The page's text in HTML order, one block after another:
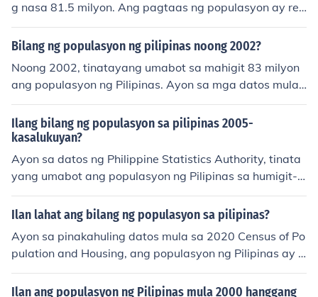
g nasa 81.5 milyon. Ang pagtaas ng populasyon ay res
ulta ng mataas na birth rate at mababang mortality ra
te. Ang datos na ito ay mula sa mga opisyal na tala ng
Bilang ng populasyon ng pilipinas noong 2002?
Noong 2002, tinatayang umabot sa mahigit 83 milyon
ang populasyon ng Pilipinas. Ayon sa mga datos mula
sa National Statistics Office (NSO), patuloy ang pagtaa
s ng populasyon sa bansa dahil sa mataas na birth rat
e. Ang pagdami ng populasyon ay nagdulot ng mga ha
mon sa ekonomiya at mga serbisyong panlipunan.
Ilang bilang ng populasyon sa pilipinas 2005-
kasalukuyan?
Ayon sa datos ng Philippine Statistics Authority, tinata
yang umabot ang populasyon ng Pilipinas sa humigit-k
umulang 88 milyon noong 2005. Mula noon, patuloy an
g paglago ng populasyon, at noong 2020, umabot ito s
114 milyon na ang populasyon ng bansa. Ang mabilis n
a paglago ng populasyon ay may malaking epekto sa e
konomiya at mga serbisyong panlipunan.
Ilan lahat ang bilang ng populasyon sa pilipinas?
Ayon sa pinakahuling datos mula sa 2020 Census of Po
pulation and Housing, ang populasyon ng Pilipinas ay h
umigit-kumulang 109.6 milyon. Sa mga kasalukuyang p
agtataya, maaaring umabot na ito ng higit sa 112 mily
Ilan ang populasyon ng Pilipinas mula 2000 hanggang